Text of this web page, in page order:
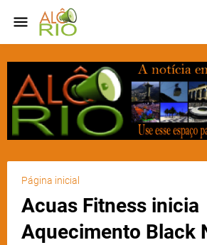
Página inicial
Acuas Fitness inicia
Aquecimento Black